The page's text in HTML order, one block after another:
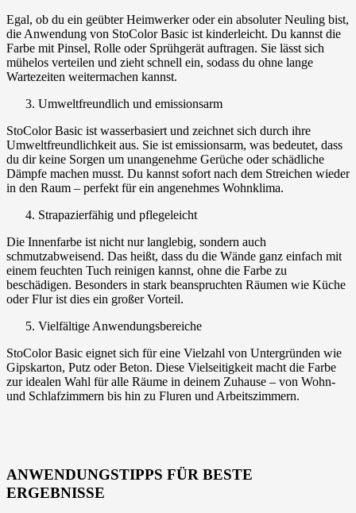
Egal, ob du ein geübter Heimwerker oder ein absoluter Neuling bist,
die Anwendung von StoColor Basic ist kinderleicht. Du kannst die
Farbe mit Pinsel, Rolle oder Sprühgerät auftragen. Sie lässt sich
mühelos verteilen und zieht schnell ein, sodass du ohne lange
Wartezeiten weitermachen kannst.
Umweltfreundlich und emissionsarm
StoColor Basic ist wasserbasiert und zeichnet sich durch ihre
Umweltfreundlichkeit aus. Sie ist emissionsarm, was bedeutet, dass
du dir keine Sorgen um unangenehme Gerüche oder schädliche
Dämpfe machen musst. Du kannst sofort nach dem Streichen wieder
in den Raum – perfekt für ein angenehmes Wohnklima.
Strapazierfähig und pflegeleicht
Die Innenfarbe ist nicht nur langlebig, sondern auch
schmutzabweisend. Das heißt, dass du die Wände ganz einfach mit
einem feuchten Tuch reinigen kannst, ohne die Farbe zu
beschädigen. Besonders in stark beanspruchten Räumen wie Küche
oder Flur ist dies ein großer Vorteil.
Vielfältige Anwendungsbereiche
StoColor Basic eignet sich für eine Vielzahl von Untergründen wie
Gipskarton, Putz oder Beton. Diese Vielseitigkeit macht die Farbe
zur idealen Wahl für alle Räume in deinem Zuhause – von Wohn-
und Schlafzimmern bis hin zu Fluren und Arbeitszimmern.
ANWENDUNGSTIPPS FÜR BESTE
ERGEBNISSE